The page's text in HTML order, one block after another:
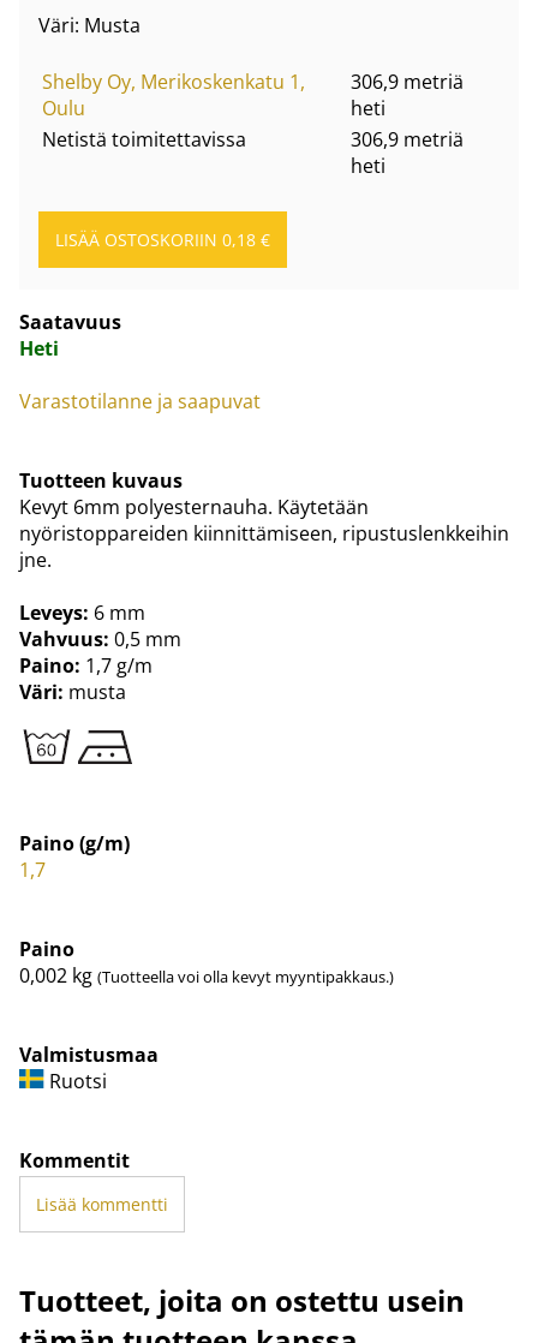
Väri: Musta
Shelby Oy, Merikoskenkatu 1,
Oulu
306,9 metriä
heti
Netistä toimitettavissa
306,9 metriä
heti
Saatavuus
Heti
Varastotilanne ja saapuvat
Tuotteen kuvaus
Kevyt 6mm polyesternauha. Käytetään
nyöristoppareiden kiinnittämiseen, ripustuslenkkeihin
jne.
Leveys: 6 mm
Vahvuus: 0,5 mm
Paino: 1,7 g/m
Väri: musta
Paino (g/m)
1,7
Paino
0,002 kg (Tuotteella voi olla kevyt myyntipakkaus.)
Valmistusmaa
Ruotsi
Kommentit
Lisää kommentti
Tuotteet, joita on ostettu usein